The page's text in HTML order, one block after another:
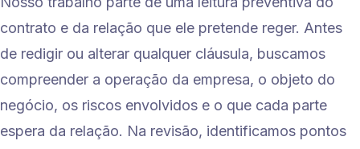
contrato e da relação que ele pretende reger. Antes
de redigir ou alterar qualquer cláusula, buscamos
compreender a operação da empresa, o objeto do
negócio, os riscos envolvidos e o que cada parte
espera da relação. Na revisão, identificamos pontos